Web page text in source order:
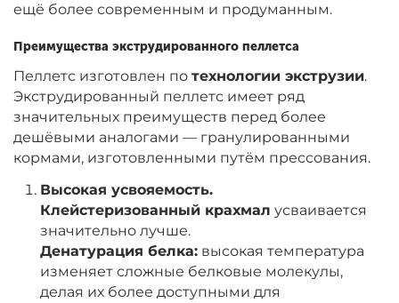
ещё более современным и продуманным.
Преимущества экструдированного пеллетса
Пеллетс изготовлен по технологии экструзии.
Экструдированный пеллетс имеет ряд
значительных преимуществ перед более
дешёвыми аналогами — гранулированными
кормами, изготовленными путём прессования.
Высокая усвояемость.
Клейстеризованный крахмал усваивается
значительно лучше.
Денатурация белка: высокая температура
изменяет сложные белковые молекулы,
делая их более доступными для